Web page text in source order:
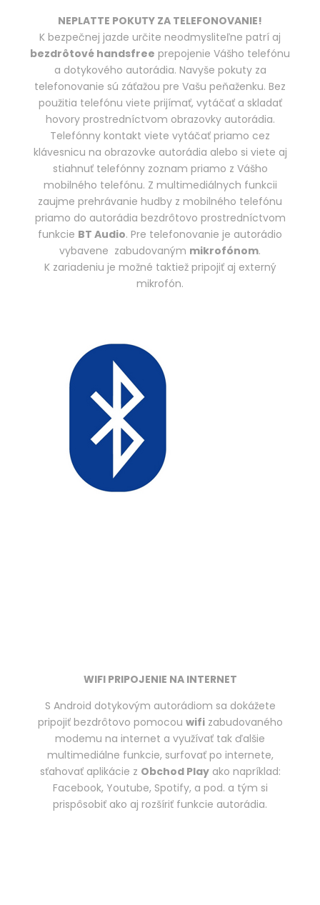
NEPLATTE POKUTY ZA TELEFONOVANIE!
K bezpečnej jazde určite neodmysliteľne patrí aj
bezdrôtové handsfree prepojenie Vášho telefónu
a dotykového autorádia. Navyše pokuty za
telefonovanie sú záťažou pre Vašu peňaženku. Bez
použitia telefónu viete prijímať, vytáčať a skladať
hovory prostredníctvom obrazovky autorádia.
Telefónny kontakt viete vytáčať priamo cez
klávesnicu na obrazovke autorádia alebo si viete aj
stiahnuť telefónny zoznam priamo z Vášho
mobilného telefónu. Z multimediálnych funkcii
zaujme prehrávanie hudby z mobilného telefónu
priamo do autorádia bezdrôtovo prostredníctvom
funkcie BT Audio. Pre telefonovanie je autorádio
vybavene zabudovaným mikrofónom.
K zariadeniu je možné taktiež pripojiť aj externý
mikrofón.
WIFI PRIPOJENIE NA INTERNET
S Android dotykovým autorádiom sa dokážete
pripojiť bezdrôtovo pomocou wifizabudovaného
modemu na internet a využívať tak ďalšie
multimediálne funkcie, surfovať po internete,
sťahovať aplikácie z Obchod Playako napríklad:
Facebook, Youtube, Spotify, a pod. a tým si
prispôsobiť ako aj rozšíriť funkcie autorádia.